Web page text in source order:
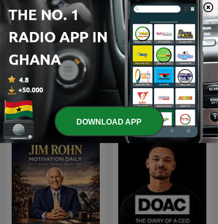
Africa Dr Olumide Emmanuel
DOWNLOAD APP